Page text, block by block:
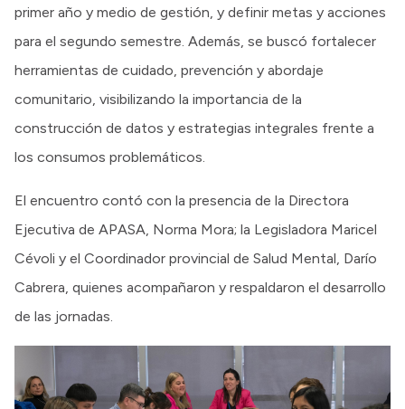
primer año y medio de gestión, y definir metas y acciones
para el segundo semestre. Además, se buscó fortalecer
herramientas de cuidado, prevención y abordaje
comunitario, visibilizando la importancia de la
construcción de datos y estrategias integrales frente a
los consumos problemáticos.
El encuentro contó con la presencia de la Directora
Ejecutiva de APASA, Norma Mora; la Legisladora Maricel
Cévoli y el Coordinador provincial de Salud Mental, Darío
Cabrera, quienes acompañaron y respaldaron el desarrollo
de las jornadas.